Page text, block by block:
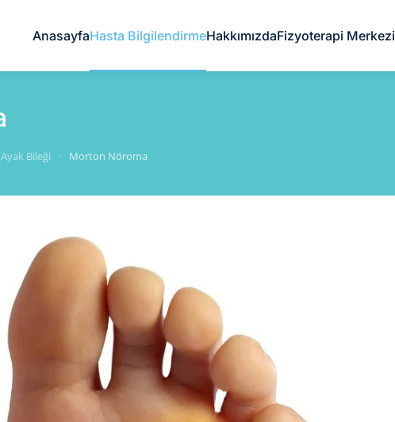
AnasayfaHasta BilgilendirmeHakkımızdaFizyoterapi Merkezi
Bileği Morton Nöroma